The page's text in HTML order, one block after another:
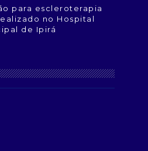
para escleroterapia
no Hospital
de Ipirá